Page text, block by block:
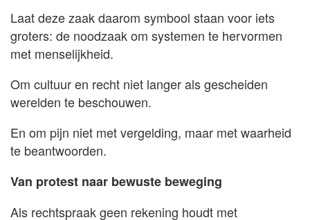
Laat deze zaak daarom symbool staan voor iets
groters: de noodzaak om systemen te hervormen
met menselijkheid.
Om cultuur en recht niet langer als gescheiden
werelden te beschouwen.
En om pijn niet met vergelding, maar met waarheid
te beantwoorden.
Van protest naar bewuste beweging
Als rechtspraak geen rekening houdt met